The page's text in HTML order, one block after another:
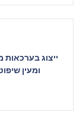
ייצוג בערכאות
ומעין